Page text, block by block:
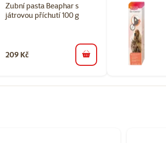
Zubní pasta Beaphar s
játrovou příchutí 100 g
209 Kč do košíku